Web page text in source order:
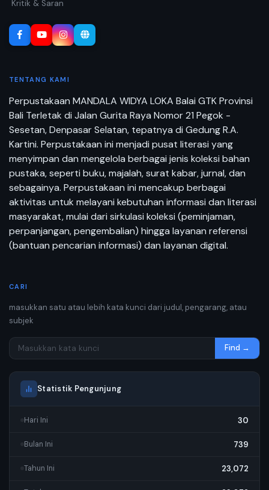
Kritik & Saran
TENTANG KAMI
Perpustakaan MANDALA WIDYA LOKA Balai GTK Provinsi
Bali Terletak di Jalan Gurita Raya Nomor 21 Pegok -
Sesetan, Denpasar Selatan, tepatnya di Gedung R.A.
Kartini. Perpustakaan ini menjadi pusat literasi yang
menyimpan dan mengelola berbagai jenis koleksi bahan
pustaka, seperti buku, majalah, surat kabar, jurnal, dan
sebagainya. Perpustakaan ini mencakup berbagai
aktivitas untuk melayani kebutuhan informasi dan literasi
masyarakat, mulai dari sirkulasi koleksi (peminjaman,
perpanjangan, pengembalian) hingga layanan referensi
(bantuan pencarian informasi) dan layanan digital.
CARI
masukkan satu atau lebih kata kunci dari judul, pengarang, atau
subjek
Find →
Statistik Pengunjung
Hari Ini 30
Bulan Ini 739
Tahun Ini 23,072